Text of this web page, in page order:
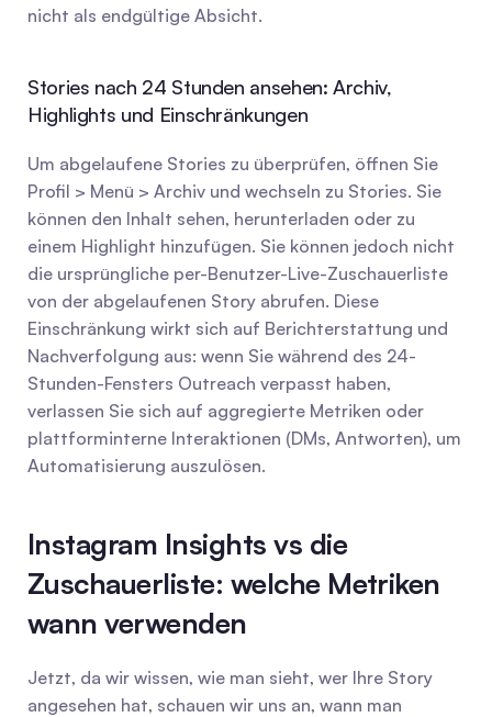
nicht als endgültige Absicht.
Stories nach 24 Stunden ansehen: Archiv,
Highlights und Einschränkungen
Um abgelaufene Stories zu überprüfen, öffnen Sie
Profil > Menü > Archiv und wechseln zu Stories. Sie
können den Inhalt sehen, herunterladen oder zu
einem Highlight hinzufügen. Sie können jedoch nicht
die ursprüngliche per-Benutzer-Live-Zuschauerliste
von der abgelaufenen Story abrufen. Diese
Einschränkung wirkt sich auf Berichterstattung und
Nachverfolgung aus: wenn Sie während des 24-
Stunden-Fensters Outreach verpasst haben,
verlassen Sie sich auf aggregierte Metriken oder
plattforminterne Interaktionen (DMs, Antworten), um
Automatisierung auszulösen.
Instagram Insights vs die
Zuschauerliste: welche Metriken
wann verwenden
Jetzt, da wir wissen, wie man sieht, wer Ihre Story
angesehen hat, schauen wir uns an, wann man